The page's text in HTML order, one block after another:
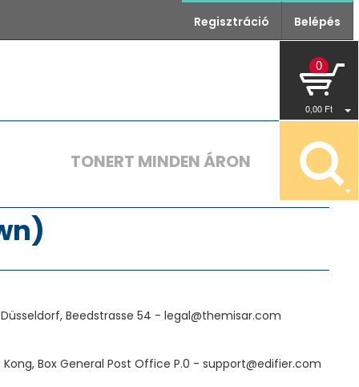
Regisztráció Belépés
0
0,00 Ft
TONERT MINDEN ÁRON
Düsseldorf, Beedstrasse 54 - legal@themisar.com
Box General Post Office P.0 - support@edifier.com